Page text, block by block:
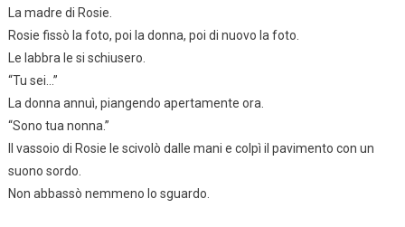
La madre di Rosie.
Rosie fissò la foto, poi la donna, poi di nuovo la foto.
Le labbra le si schiusero.
“Tu sei…”
La donna annuì, piangendo apertamente ora.
“Sono tua nonna.”
Il vassoio di Rosie le scivolò dalle mani e colpì il pavimento con un
suono sordo.
Non abbassò nemmeno lo sguardo.